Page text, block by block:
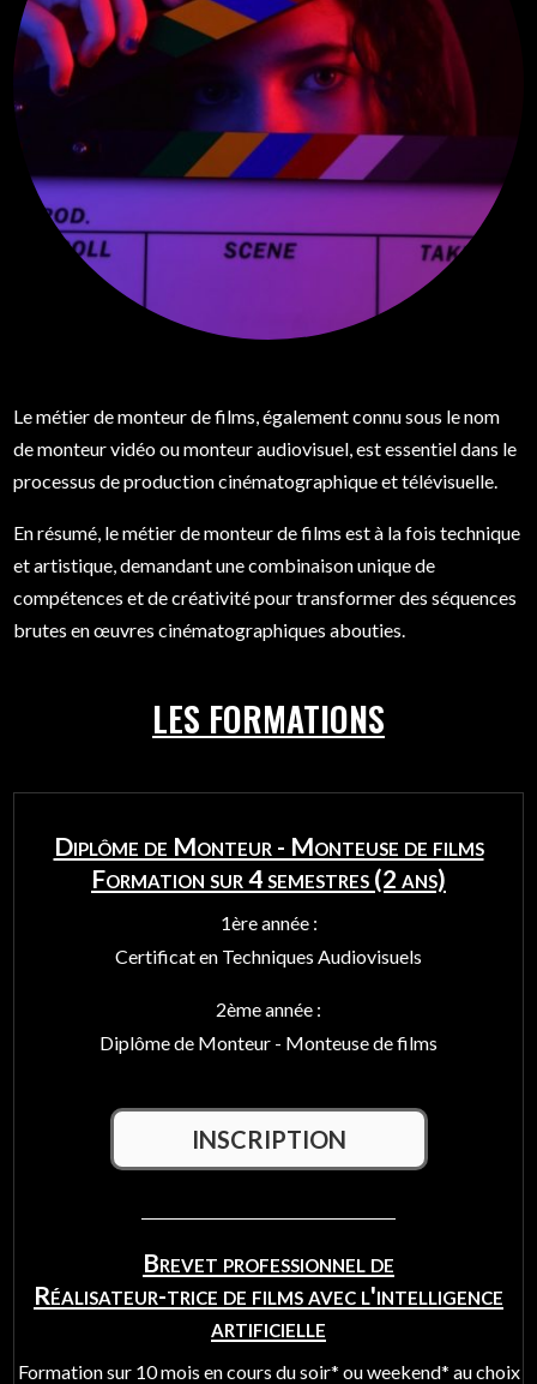
Le métier de monteur de films, également connu sous le nom
de monteur vidéo ou monteur audiovisuel, est essentiel dans le
processus de production cinématographique et télévisuelle.
En résumé, le métier de monteur de films est à la fois technique
et artistique, demandant une combinaison unique de
compétences et de créativité pour transformer des séquences
brutes en œuvres cinématographiques abouties.
LES FORMATIONS
Diplôme de Monteur - Monteuse de films
Formation sur 4 semestres (2 ans)
1ère année :
Certificat en Techniques Audiovisuels
2ème année :
Diplôme de Monteur - Monteuse de films
INSCRIPTION
Brevet professionnel de
Réalisateur-trice de films avec l'intelligence
artificielle
Formation sur 10 mois en cours du soir* ou weekend* au choix